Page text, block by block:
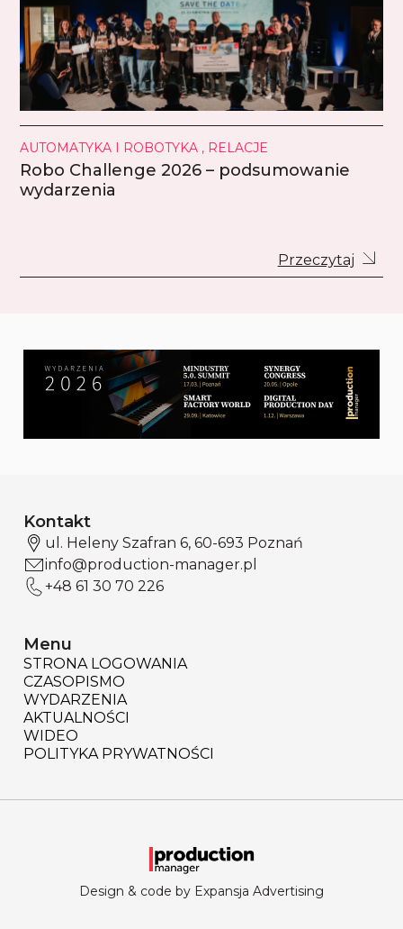
AUTOMATYKA I ROBOTYKA , RELACJE
Robo Challenge 2026 – podsumowanie
wydarzenia
Przeczytaj
Kontakt
ul. Heleny Szafran 6, 60-693 Poznań
info@production-manager.pl
+48 61 30 70 226
Menu
STRONA LOGOWANIA
CZASOPISMO
WYDARZENIA
AKTUALNOŚCI
WIDEO
POLITYKA PRYWATNOŚCI
Design & code by Expansja Advertising